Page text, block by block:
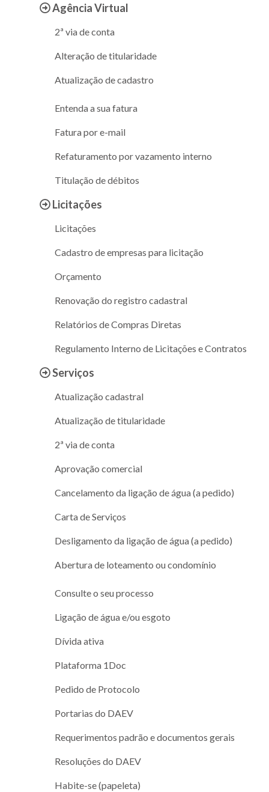
Agência Virtual
2ª via de conta
Alteração de titularidade
Atualização de cadastro
Entenda a sua fatura
Fatura por e-mail
Refaturamento por vazamento interno
Titulação de débitos
Licitações
Licitações
Cadastro de empresas para licitação
Orçamento
Renovação do registro cadastral
Relatórios de Compras Diretas
Regulamento Interno de Licitações e Contratos
Serviços
Atualização cadastral
Atualização de titularidade
2ª via de conta
Aprovação comercial
Cancelamento da ligação de água (a pedido)
Carta de Serviços
Desligamento da ligação de água (a pedido)
Abertura de loteamento ou condomínio
Consulte o seu processo
Ligação de água e/ou esgoto
Dívida ativa
Plataforma 1Doc
Pedido de Protocolo
Portarias do DAEV
Requerimentos padrão e documentos gerais
Resoluções do DAEV
Habite-se (papeleta)